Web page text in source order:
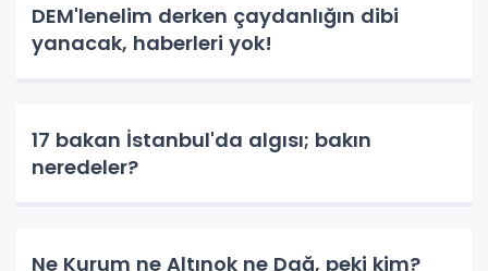
DEM'lenelim derken çaydanlığın dibi
yanacak, haberleri yok!
17 bakan İstanbul'da algısı; bakın
neredeler?
Ne Kurum ne Altınok ne Dağ, peki kim?